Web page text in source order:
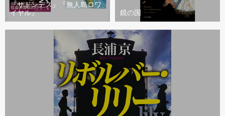
『サドンデス』『無人島ロワ
イヤル』
鏡の国